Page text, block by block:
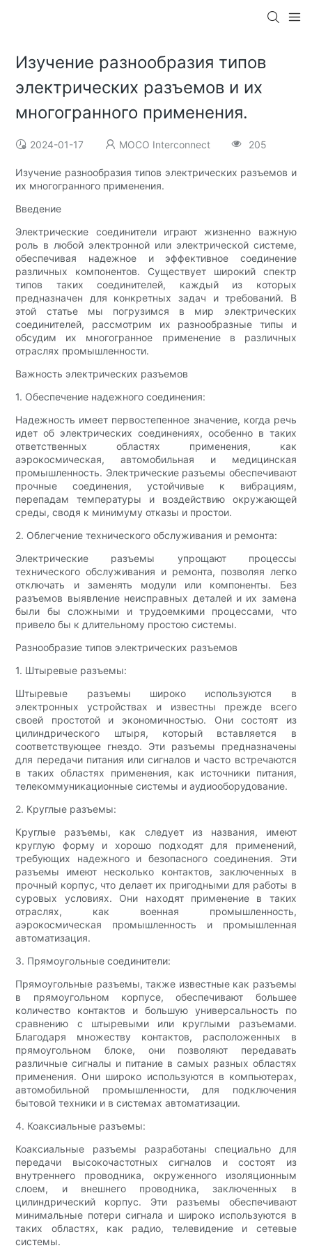
Изучение разнообразия типов
электрических разъемов и их
многогранного применения.
2024-01-17 MOCO Interconnect 205
Изучение разнообразия типов электрических разъемов и
их многогранного применения.
Введение
Электрические соединители играют жизненно важную
роль в любой электронной или электрической системе,
обеспечивая надежное и эффективное соединение
различных компонентов. Существует широкий спектр
типов таких соединителей, каждый из которых
предназначен для конкретных задач и требований. В
этой статье мы погрузимся в мир электрических
соединителей, рассмотрим их разнообразные типы и
обсудим их многогранное применение в различных
отраслях промышленности.
Важность электрических разъемов
1. Обеспечение надежного соединения:
Надежность имеет первостепенное значение, когда речь
идет об электрических соединениях, особенно в таких
ответственных областях применения, как
аэрокосмическая, автомобильная и медицинская
промышленность. Электрические разъемы обеспечивают
прочные соединения, устойчивые к вибрациям,
перепадам температуры и воздействию окружающей
среды, сводя к минимуму отказы и простои.
2. Облегчение технического обслуживания и ремонта:
Электрические разъемы упрощают процессы
технического обслуживания и ремонта, позволяя легко
отключать и заменять модули или компоненты. Без
разъемов выявление неисправных деталей и их замена
были бы сложными и трудоемкими процессами, что
привело бы к длительному простою системы.
Разнообразие типов электрических разъемов
1. Штыревые разъемы:
Штыревые разъемы широко используются в
электронных устройствах и известны прежде всего
своей простотой и экономичностью. Они состоят из
цилиндрического штыря, который вставляется в
соответствующее гнездо. Эти разъемы предназначены
для передачи питания или сигналов и часто встречаются
в таких областях применения, как источники питания,
телекоммуникационные системы и аудиооборудование.
2. Круглые разъемы:
Круглые разъемы, как следует из названия, имеют
круглую форму и хорошо подходят для применений,
требующих надежного и безопасного соединения. Эти
разъемы имеют несколько контактов, заключенных в
прочный корпус, что делает их пригодными для работы в
суровых условиях. Они находят применение в таких
отраслях, как военная промышленность,
аэрокосмическая промышленность и промышленная
автоматизация.
3. Прямоугольные соединители:
Прямоугольные разъемы, также известные как разъемы
в прямоугольном корпусе, обеспечивают большее
количество контактов и большую универсальность по
сравнению с штыревыми или круглыми разъемами.
Благодаря множеству контактов, расположенных в
прямоугольном блоке, они позволяют передавать
различные сигналы и питание в самых разных областях
применения. Они широко используются в компьютерах,
автомобильной промышленности, для подключения
бытовой техники и в системах автоматизации.
4. Коаксиальные разъемы:
Коаксиальные разъемы разработаны специально для
передачи высокочастотных сигналов и состоят из
внутреннего проводника, окруженного изоляционным
слоем, и внешнего проводника, заключенных в
цилиндрический корпус. Эти разъемы обеспечивают
минимальные потери сигнала и широко используются в
таких областях, как радио, телевидение и сетевые
системы.